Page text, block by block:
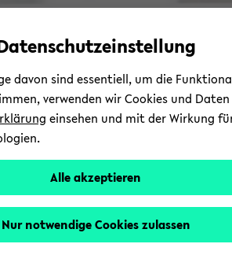
Automatische
vermeiden
skip
main
skip
main
skip
footer
davon sind essentiell, um die
verwenden wir Cookies und
einsehen und mit der Wirkung
Alle akzeptieren
Nur notwendige Cookies zulassen